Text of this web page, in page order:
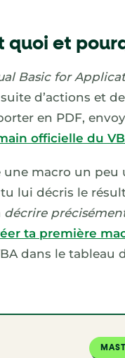
quoi et
Basic for
d’actions et
en PDF,
officielle du
macro un peu
tu lui décris le
décrire
ta première
dans le tableau